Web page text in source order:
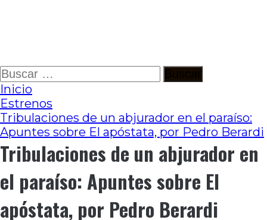
Ir
al
contenido
Buscar:
Inicio
Estrenos
Tribulaciones de un abjurador en el paraíso:
Apuntes sobre El apóstata, por Pedro Berardi
Tribulaciones de un abjurador en
el paraíso: Apuntes sobre El
apóstata, por Pedro Berardi